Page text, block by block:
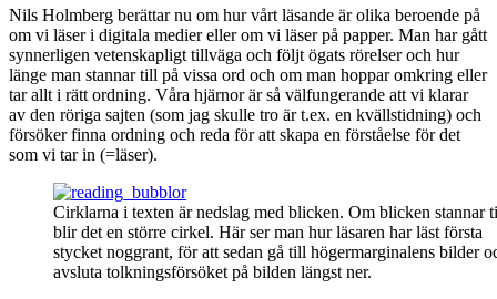
Nils Holmberg berättar nu om hur vårt läsande är olika beroende på
om vi läser i digitala medier eller om vi läser på papper. Man har gått
synnerligen vetenskapligt tillväga och följt ögats rörelser och hur
länge man stannar till på vissa ord och om man hoppar omkring eller
tar allt i rätt ordning. Våra hjärnor är så välfungerande att vi klarar
av den röriga sajten (som jag skulle tro är t.ex. en kvällstidning) och
försöker finna ordning och reda för att skapa en förståelse för det
som vi tar in (=läser).
Cirklarna i texten är nedslag med blicken. Om blicken stannar
blir det en större cirkel. Här ser man hur läsaren har läst första
stycket noggrant, för att sedan gå till högermarginalens bilder
avsluta tolkningsförsöket på bilden längst ner.